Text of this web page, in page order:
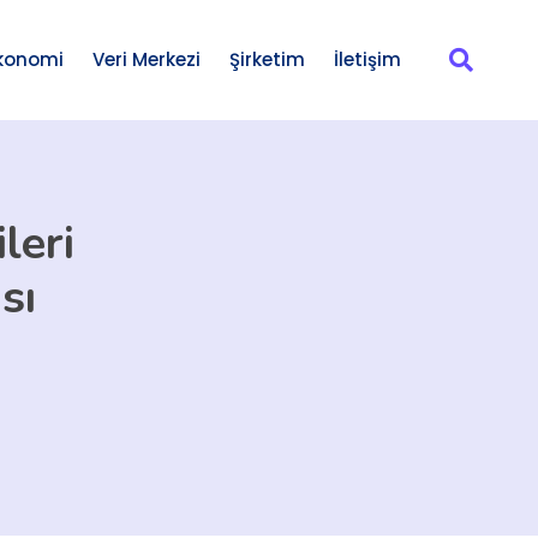
Veri Merkezi Şirketim İletişim